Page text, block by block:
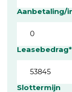
Aanbetaling/
Leasebedrag*
Slottermijn